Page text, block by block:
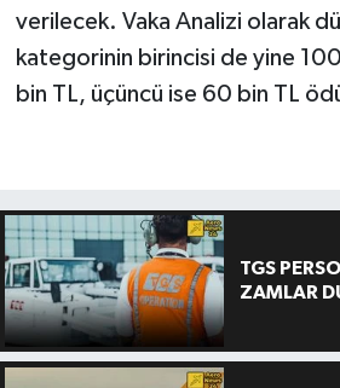
verilecek. Vaka Analizi olarak
kategorinin birincisi de yine
bin TL, üçüncü ise 60 bin TL
TGS
ZAMLAR